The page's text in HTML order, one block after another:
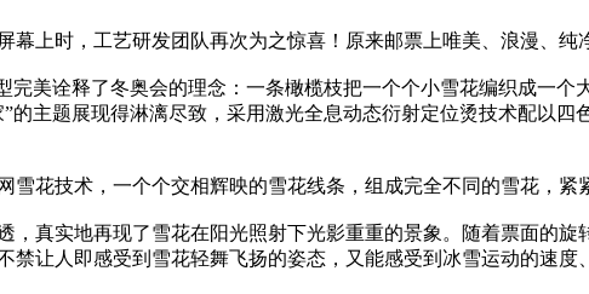
时，工艺研发团队再次为之惊喜！原来邮票上唯美、浪漫、纯
美诠释了冬奥会的理念：一条橄榄枝把一个个小雪花编织成一个
的主题展现得淋漓尽致，采用激光全息动态衍射定位烫技术配以
技术，一个个交相辉映的雪花线条，组成完全不同的雪花，紧
真实地再现了雪花在阳光照射下光影重重的景象。随着票面的旋
禁让人即感受到雪花轻舞飞扬的姿态，又能感受到冰雪运动的速